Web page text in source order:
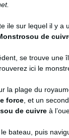
ile sur lequel il y a
de
se trouve
ici le
la plage du
force, et un
de cuivre à
bateau, puis